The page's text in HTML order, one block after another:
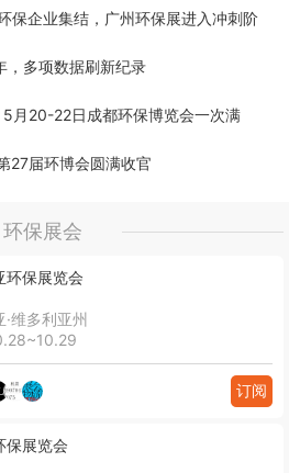
保企业集结，广州环保展进入冲刺阶
，多项数据刷新纪录
月20-22日成都环保博览会一次满
27届环博会圆满收官
环保展会
环保展览会
维多利亚州
订阅
保展览会